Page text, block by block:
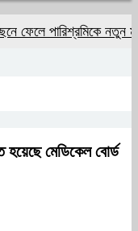
ফেলে পারিশ্রমিকে নতুন
মেডিকেল বোর্ড